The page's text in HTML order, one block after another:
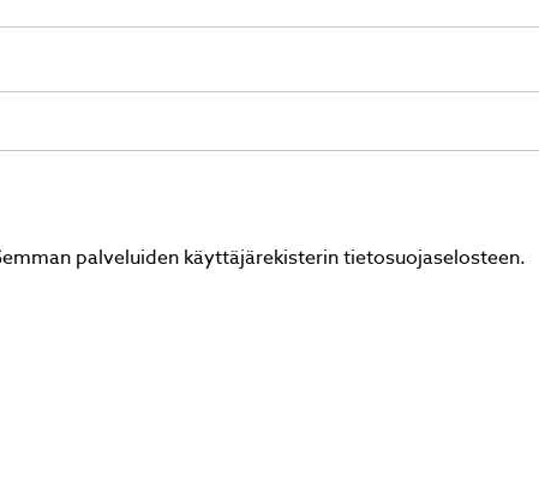
palveluiden käyttäjärekisterin tietosuojaselosteen.